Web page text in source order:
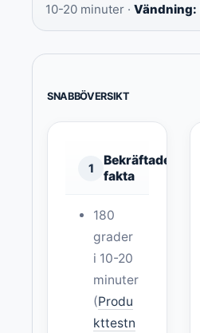
10-20 minuter · Vändning:
SNABBÖVERSIKT
1
Bekräftade
fakta
180
grader
i 10-20
minuter
(Produ
kttestn